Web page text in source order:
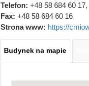
Telefon: +48 58 684 60
Fax: +48 58 684 60 16
Strona www: https://
Mapy
Budynek na mapie